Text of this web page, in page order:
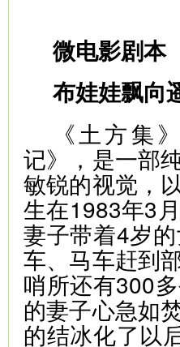
微电影剧本
布娃娃飘向
《土方集
记》，是一部
敏锐的视觉，
生在1983年3
妻子带着4岁
车、马车赶到
哨所还有300
的妻子心急如
的结冰化了以